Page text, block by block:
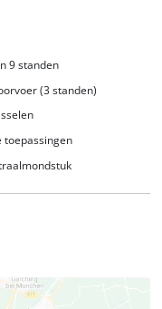
9 standen
(3 standen)
toepassingen